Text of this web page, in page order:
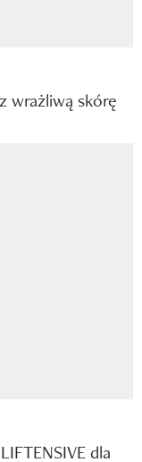
wrażliwą skórę
dla